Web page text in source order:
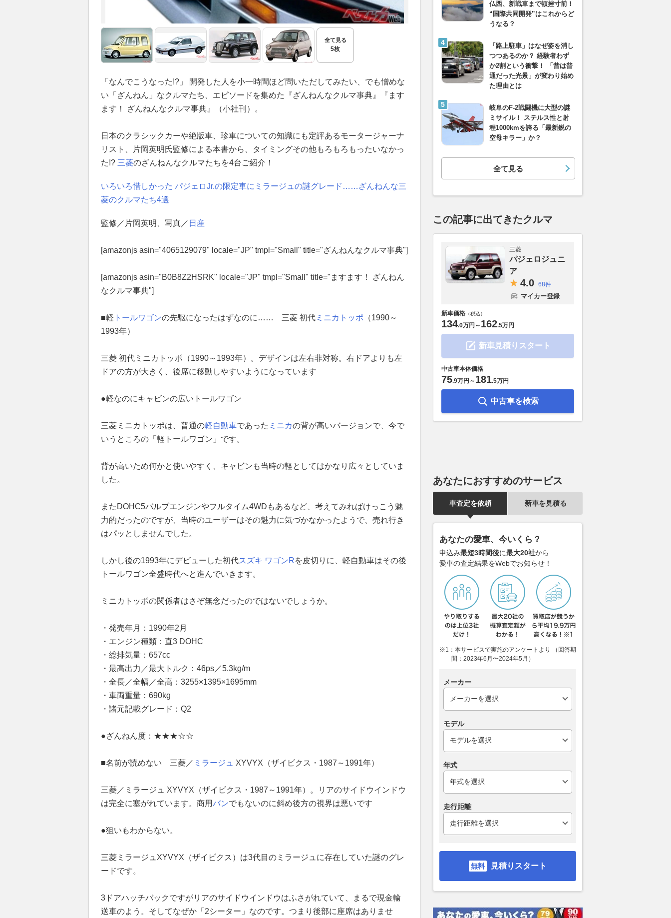
全て見る
5枚
「なんでこうなった!?」 開発した人を小一時間ほど問いただしてみたい、でも憎めな
い「ざんねん」なクルマたち、エピソードを集めた『ざんねんなクルマ事典』『ます
ます！ ざんねんなクルマ事典』（小社刊）。
日本のクラシックカーや絶版車、珍車についての知識にも定評あるモータージャーナ
リスト、片岡英明氏監修による本書から、タイミングその他もろもろもったいなかっ
た!? 三菱のざんねんなクルマたちを4台ご紹介！
いろいろ惜しかった パジェロJr.の限定車にミラージュの謎グレード……ざんねんな三
菱のクルマたち4選
監修／片岡英明、写真／ 日産
[amazonjs asin="4065129079" locale="JP" tmpl="Small" title="ざんねんなクルマ事典"]
[amazonjs asin="B0B8Z2HSRK" locale="JP" tmpl="Small" title="ますます！ ざんねん
なクルマ事典"]
■軽 トールワゴンの先駆になったはずなのに…… 三菱 初代 ミニカトッポ （1990～
1993年）
三菱 初代ミニカトッポ（1990～1993年）。デザインは左右非対称。右ドアよりも左
ドアの方が大きく、後席に移動しやすいようになっています
●軽なのにキャビンの広いトールワゴン
三菱ミニカトッポは、普通の軽自動車であった ミニカの背が高いバージョンで、今で
いうところの「軽トールワゴン」です。
背が高いため何かと使いやすく、キャビンも当時の軽としてはかなり広々としていま
した。
またDOHC5バルブエンジンやフルタイム4WDもあるなど、考えてみればけっこう魅
力的だったのですが、当時のユーザーはその魅力に気づかなかったようで、売れ行き
はパッとしませんでした。
しかし後の1993年にデビューした初代スズキ ワゴンRを皮切りに、軽自動車はその後
トールワゴン全盛時代へと進んでいきます。
ミニカトッポの関係者はさぞ無念だったのではないでしょうか。
・発売年月：1990年2月
・エンジン種類：直3 DOHC
・総排気量：657cc
・最高出力／最大トルク：46ps／5.3kg/m
・全長／全幅／全高：3255×1395×1695mm
・車両重量：690kg
・諸元記載グレード：Q2
●ざんねん度：★★★☆☆
■名前が読めない 三菱／ ミラージュ XYVYX（ザイビクス・1987～1991年）
三菱／ミラージュ XYVYX（ザイビクス・1987～1991年）。リアのサイドウインドウ
は完全に塞がれています。商用バンでもないのに斜め後方の視界は悪いです
●狙いもわからない。
三菱ミラージュXYVYX（ザイビクス）は3代目のミラージュに存在していた謎のグレ
ードです。
3ドアハッチバックですがリアのサイドウインドウはふさがれていて、まるで現金輸
送車のよう。そしてなぜか「2シーター」なのです。つまり後部に座席はありませ
仏西、新戦車まで頓挫寸前！
“国際共同開発”はこれからど
うなる？
「路上駐車」はなぜ姿を消し
つつあるのか？ 経験者わず
か2割という衝撃！ 「昔は普
通だった光景」が変わり始め
た理由とは
岐阜のF-2戦闘機に大型の謎
ミサイル！ ステルス性と射
程1000kmを誇る「最新鋭の
空母キラー」か？
全て見る
この記事に出てきたクルマ
三菱
パジェロジュニ
ア
4.0 68件
マイカー登録
新車価格 （税込）
134.0万円 ～ 162.5万円
新車見積りスタート
中古車本体価格
75.9万円 ～ 181.5万円
中古車を検索
あなたにおすすめのサービス
車査定を依頼 新車を見積る
あなたの愛車、今いくら？
申込み最短3時間後に最大20社から
愛車の査定結果をWebでお知らせ！
※1：本サービスで実施のアンケートより （回答期
間：2023年6月〜2024年5月）
メーカー
モデル
年式
走行距離
見積りスタート